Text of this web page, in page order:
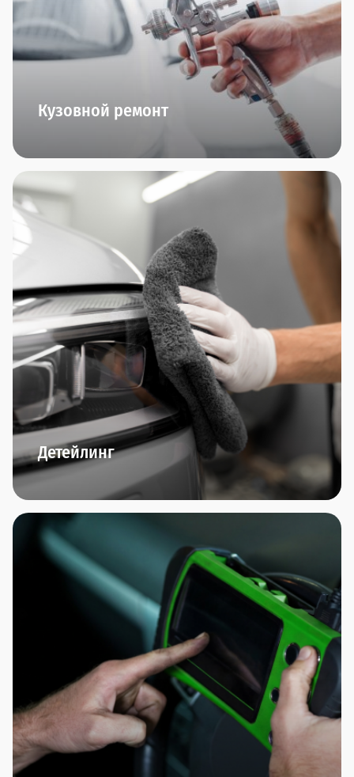
Кузовной ремонт
Кузовные работы любой сложности, работы с
алюминием, малярные работы (и даже
аэрография!), ремонт пластика, замена стекол,
полировка автомобиля - все это мы умеем и
можем делать в нашем центре малярно-кузовного
ремонта "Прагматика". Приезжайте. Вам
Детейлинг
Комплексная мойка автомобиля, химчистка
салона,багажника, обезжиривание кузова,
очистка чистящей глиной, чистка и полировка
колёсных дисков,нанесение прогрессивных
защитных покрытий (нанокерамика, воск,
антидождь) - мы любим заботиться о внешнем
виде вашего автомобиля.